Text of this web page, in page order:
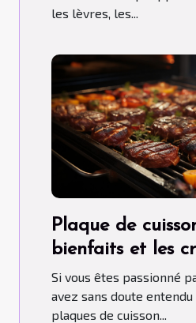
les lèvres, les...
Plaque de
bienfaits et les
choix pour un
Si vous êtes passionné
avez sans doute
plaques de cuisson...